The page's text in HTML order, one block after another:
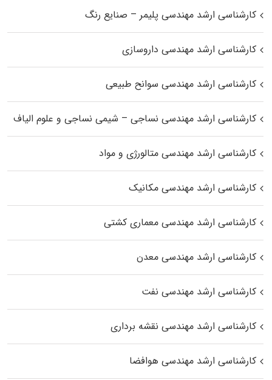
کارشناسی ارشد مهندسی پلیمر – صنایع رنگ
کارشناسی ارشد مهندسی داروسازی
کارشناسی ارشد مهندسی سوانح طبیعی
کارشناسی ارشد مهندسی نساجی – شیمی نساجی و علوم الیاف
کارشناسی ارشد مهندسی متالورژی و مواد
کارشناسی ارشد مهندسی مکانیک
کارشناسی ارشد مهندسی معماری کشتی
کارشناسی ارشد مهندسی معدن
کارشناسی ارشد مهندسی نفت
کارشناسی ارشد مهندسی نقشه برداری
کارشناسی ارشد مهندسی هوافضا